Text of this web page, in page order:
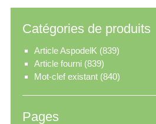
Catégories de produits
Article AspodelK (839)
Article fourni (839)
Mot-clef existant (840)
Pages